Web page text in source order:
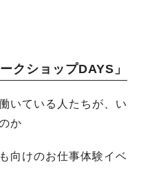
クショップDAYS」
いている人たちが、い
か
向けのお仕事体験イベ